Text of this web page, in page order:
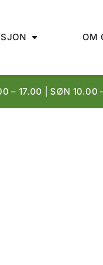
OM
– 17.00 | SØN 10.00